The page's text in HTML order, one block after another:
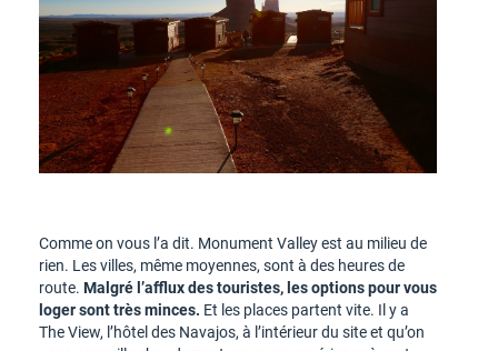
Comme on vous l’a dit. Monument Valley est au milieu de
rien. Les villes, même moyennes, sont à des heures de
route. Malgré l’afflux des touristes, les options pour vous
loger sont très minces. Et les places partent vite. Il y a
The View, l’hôtel des Navajos, à l’intérieur du site et qu’on